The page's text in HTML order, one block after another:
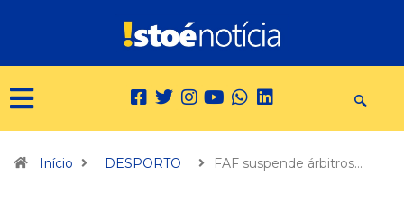
Início DESPORTO FAF suspende árbitros…